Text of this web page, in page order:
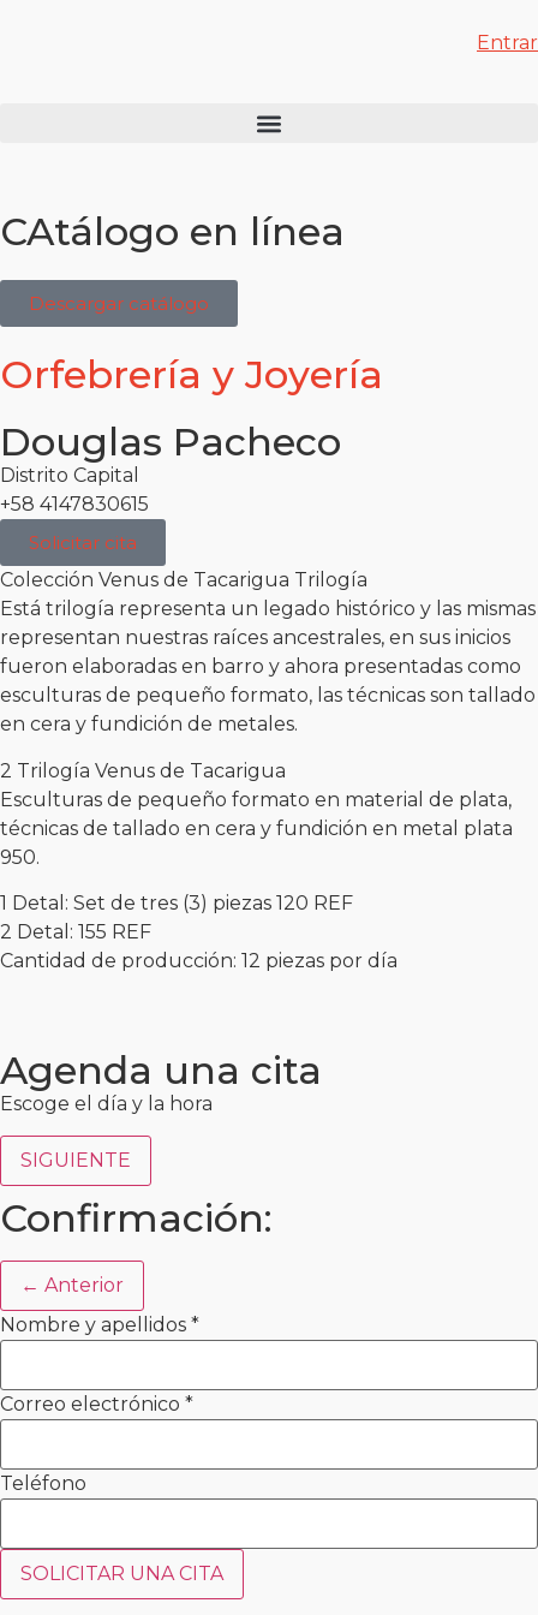
Entrar
CAtálogo en línea
Descargar catálogo
Orfebrería y Joyería
Douglas Pacheco
Distrito Capital
+58 4147830615
Solicitar cita
Colección Venus de Tacarigua Trilogía
Está trilogía representa un legado histórico y las mismas
representan nuestras raíces ancestrales, en sus inicios
fueron elaboradas en barro y ahora presentadas como
esculturas de pequeño formato, las técnicas son tallado
en cera y fundición de metales.
2 Trilogía Venus de Tacarigua
Esculturas de pequeño formato en material de plata,
técnicas de tallado en cera y fundición en metal plata
950.
1 Detal: Set de tres (3) piezas 120 REF
2 Detal: 155 REF
Cantidad de producción: 12 piezas por día
Agenda una cita
Escoge el día y la hora
SIGUIENTE
Confirmación:
← Anterior
Nombre y apellidos *
Correo electrónico *
Teléfono
SOLICITAR UNA CITA